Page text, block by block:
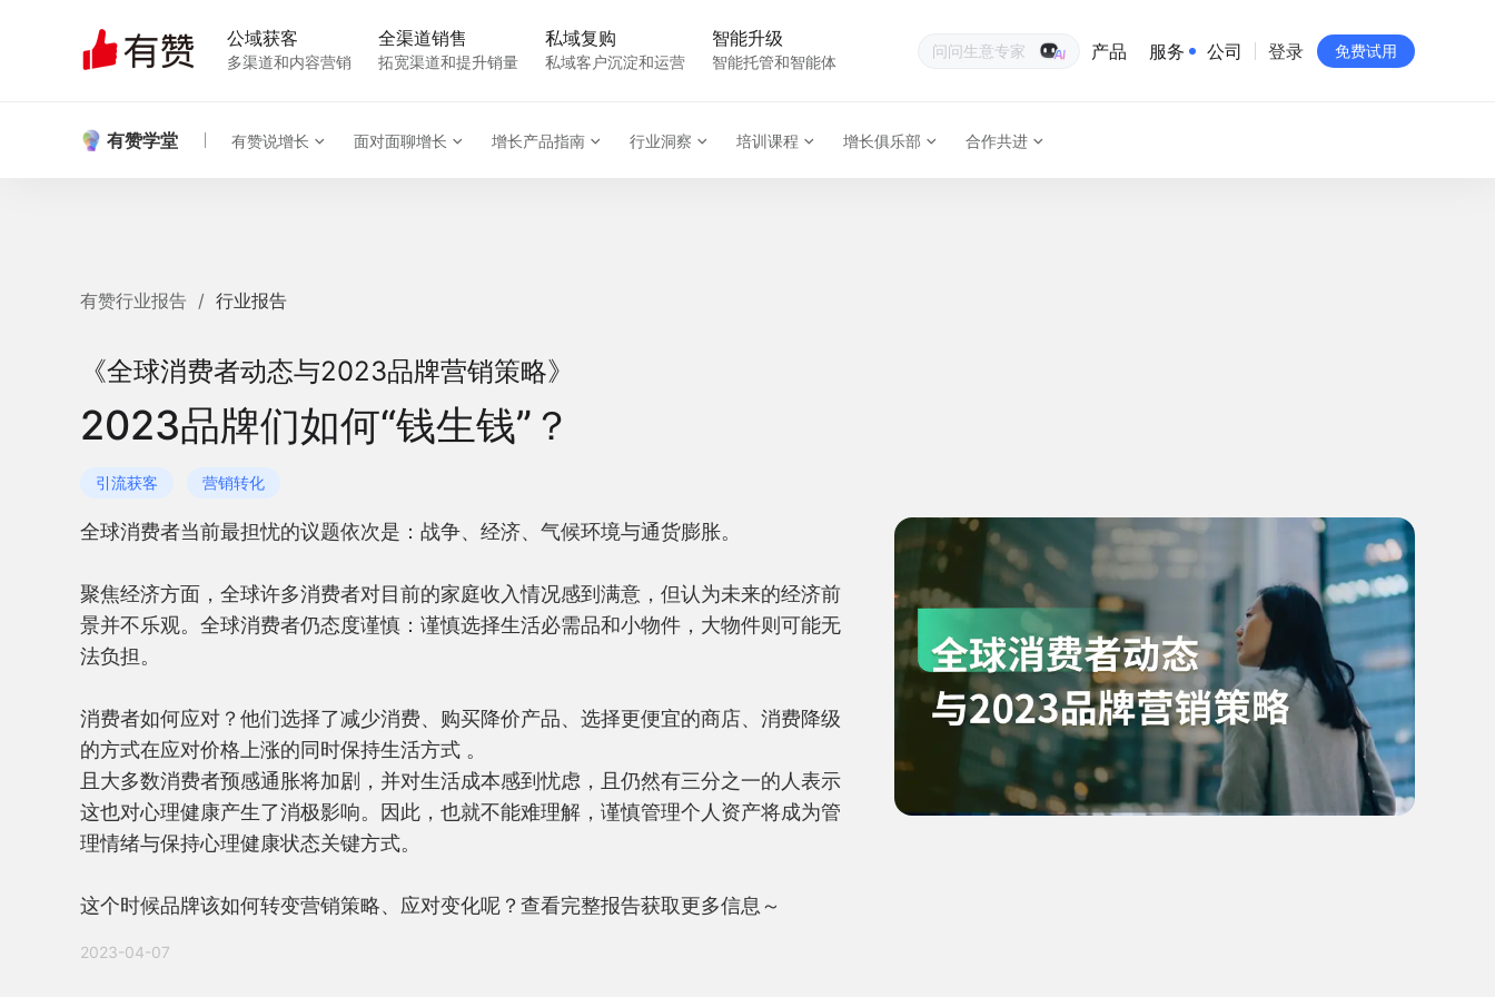
公域获客
多渠道和内容营销
全渠道销售
拓宽渠道和提升销量
私域复购
私域客户沉淀和运营
智能升级
智能托管和智能体
生意专家
产品 服务 公司 登录 免费试用
有赞学堂 有赞说增长 面对面聊增长 增长产品指南 行业洞察 培训课程 增长俱乐部 合作共进
有赞行业报告 / 行业报告
《全球消费者动态与2023品牌营销策略》
2023品牌们如何“钱生钱”？
引流获客 营销转化
全球消费者当前最担忧的议题依次是：战争、经济、气候环境与通货膨胀。
聚焦经济方面，全球许多消费者对目前的家庭收入情况感到满意，但认为未来的经济前
景并不乐观。全球消费者仍态度谨慎：谨慎选择生活必需品和小物件，大物件则可能无
法负担。
消费者如何应对？他们选择了减少消费、购买降价产品、选择更便宜的商店、消费降级
的方式在应对价格上涨的同时保持生活方式 。
且大多数消费者预感通胀将加剧，并对生活成本感到忧虑，且仍然有三分之一的人表示
这也对心理健康产生了消极影响。因此，也就不能难理解，谨慎管理个人资产将成为管
理情绪与保持心理健康状态关键方式。
这个时候品牌该如何转变营销策略、应对变化呢？查看完整报告获取更多信息～
2023-04-07